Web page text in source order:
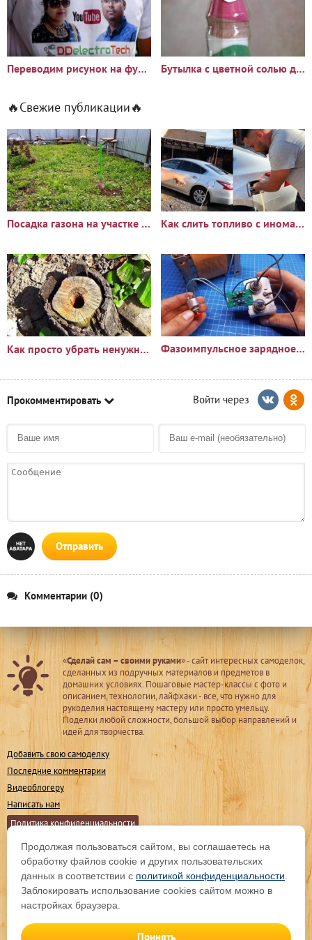
Переводим рисунок на футболку, кружку или чехол смартфона Бутылка с цветной солью для интерьера
🔥Свежие публикации🔥
Посадка газона на участке с сорняками: опыт и результаты Как слить топливо с иномарки через горловину бака
Как просто убрать ненужный пень?🪵 Фазоимпульсное зарядное устройство своими руками
Прокомментировать
Отправить
Комментарии (0)
«Сделай сам – своими руками» - сайт интересных самоделок,
сделанных из подручных материалов и предметов в
домашних условиях. Пошаговые мастер-классы с фото и
описанием, технологии, лайфхаки - все, что нужно для
рукоделия настоящему мастеру или просто умельцу.
Поделки любой сложности, большой выбор направлений и
идей для творчества.
Добавить свою самоделку
Последние комментарии
Видеоблогеру
Написать нам
Политика конфиденциальности
Мы в соц. сетях
Подпишитесь на обновления
Продолжая пользоваться сайтом, вы соглашаетесь на
обработку файлов cookie и других пользовательских
данных в соответствии с политикой конфиденциальности
Заблокировать использование cookies сайтом можно в
настройках браузера.
Принять